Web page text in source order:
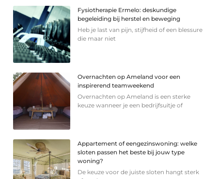
Fysiotherapie Ermelo: deskundige
begeleiding bij herstel en beweging
Heb je last van pijn, stijfheid of een blessure
die maar niet
Overnachten op Ameland voor een
inspirerend teamweekend
Overnachten op Ameland is een sterke
keuze wanneer je een bedrijfsuitje of
Appartement of eengezinswoning: welke
sloten passen het beste bij jouw type
woning?
De keuze voor de juiste sloten hangt sterk